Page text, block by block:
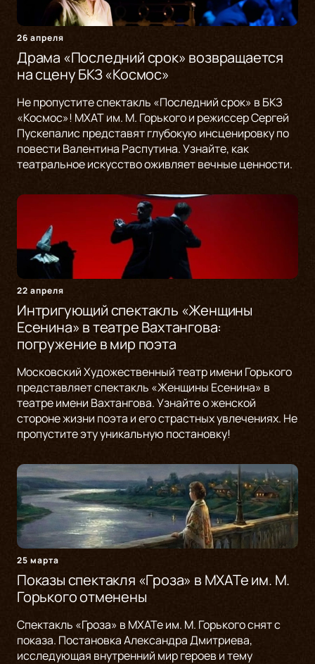
26 апреля
Драма «Последний срок» возвращается
на сцену БКЗ «Космос»
Не пропустите спектакль «Последний срок» в БКЗ
«Космос»! МХАТ им. М. Горького и режиссер Сергей
Пускепалис представят глубокую инсценировку по
повести Валентина Распутина. Узнайте, как
театральное искусство оживляет вечные ценности.
22 апреля
Интригующий спектакль «Женщины
Есенина» в театре Вахтангова:
погружение в мир поэта
Московский Художественный театр имени Горького
представляет спектакль «Женщины Есенина» в
театре имени Вахтангова. Узнайте о женской
стороне жизни поэта и его страстных увлечениях. Не
пропустите эту уникальную постановку!
25 марта
Показы спектакля «Гроза» в МХАТе им. М.
Горького отменены
Спектакль «Гроза» в МХАТе им. М. Горького снят с
показа. Постановка Александра Дмитриева,
исследующая внутренний мир героев и тему